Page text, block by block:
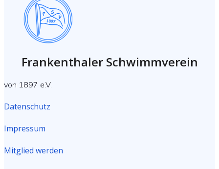
Frankenthaler Schwimmverein
von 1897 e.V.
Datenschutz
Impressum
Mitglied werden